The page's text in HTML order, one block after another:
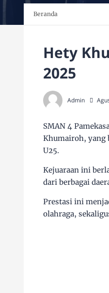
Beranda
Hety
2025
Admin
SMAN 4
Khumairoh, yang
U25.
Kejuaraan ini
dari berbagai
Prestasi ini
olahraga,